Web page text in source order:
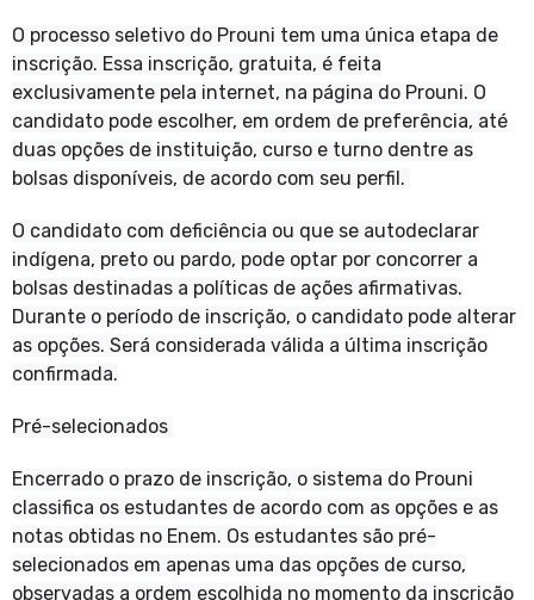
O processo seletivo do Prouni tem uma única etapa de
inscrição. Essa inscrição, gratuita, é feita
exclusivamente pela internet, na página do Prouni. O
candidato pode escolher, em ordem de preferência, até
duas opções de instituição, curso e turno dentre as
bolsas disponíveis, de acordo com seu perfil.
O candidato com deficiência ou que se autodeclarar
indígena, preto ou pardo, pode optar por concorrer a
bolsas destinadas a políticas de ações afirmativas.
Durante o período de inscrição, o candidato pode alterar
as opções. Será considerada válida a última inscrição
confirmada.
Pré-selecionados
Encerrado o prazo de inscrição, o sistema do Prouni
classifica os estudantes de acordo com as opções e as
notas obtidas no Enem. Os estudantes são pré-
selecionados em apenas uma das opções de curso,
observadas a ordem escolhida no momento da inscrição